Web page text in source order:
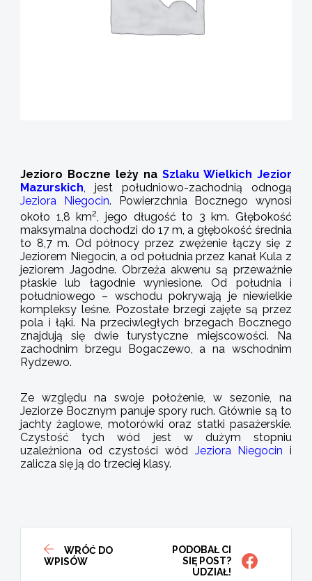
Jezioro Boczne leży na Szlaku Wielkich Jezior
Mazurskich, jest południowo-zachodnią odnogą
Jeziora Niegocin. Powierzchnia Bocznego wynosi
około 1,8 km2, jego długość to 3 km. Głębokość
maksymalna dochodzi do 17 m, a głębokość średnia
to 8,7 m. Od północy przez zwężenie łączy się z
Jeziorem Niegocin, a od południa przez kanał Kula z
jeziorem Jagodne. Obrzeża akwenu są przeważnie
płaskie lub łagodnie wyniesione. Od południa i
południowego – wschodu pokrywają je niewielkie
kompleksy leśne. Pozostałe brzegi zajęte są przez
pola i łąki. Na przeciwległych brzegach Bocznego
znajdują się dwie turystyczne miejscowości. Na
zachodnim brzegu Bogaczewo, a na wschodnim
Rydzewo.
Ze względu na swoje położenie, w sezonie, na
Jeziorze Bocznym panuje spory ruch. Głównie są to
jachty żaglowe, motorówki oraz statki pasażerskie.
Czystość tych wód jest w dużym stopniu
uzależniona od czystości wód Jeziora Niegocin i
zalicza się ją do trzeciej klasy.
WRÓĆ DO
WPISÓW
PODOBAŁ CI
SIĘ POST?
UDZIAŁ!